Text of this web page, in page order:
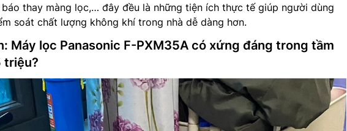
thay màng lọc,… đây đều là những tiện ích thực tế giúp người dùng
soát chất lượng không khí trong nhà dễ dàng hơn.
Máy lọc Panasonic F-PXM35A có xứng đáng trong tầm
triệu?